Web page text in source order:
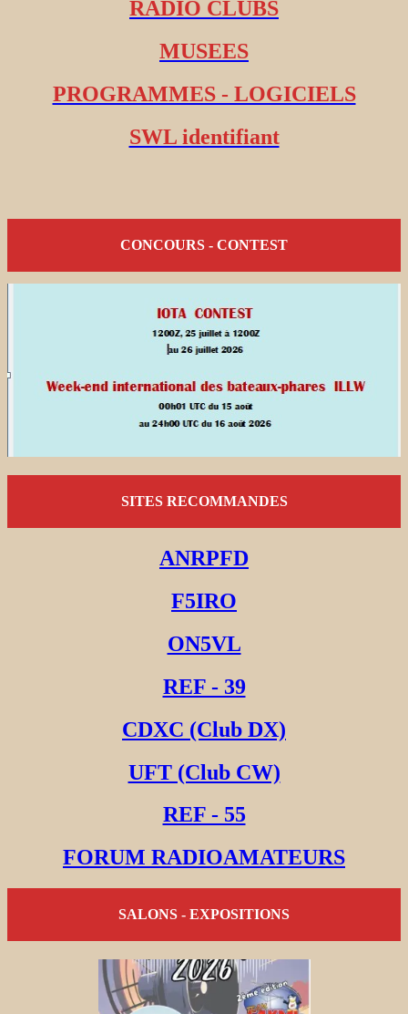
RADIO CLUBS
MUSEES
PROGRAMMES - LOGICIELS
SWL identifiant
CONCOURS - CONTEST
SITES RECOMMANDES
ANRPFD
F5IRO
ON5VL
REF - 39
CDXC (Club DX)
UFT (Club CW)
REF - 55
FORUM RADIOAMATEURS
SALONS - EXPOSITIONS